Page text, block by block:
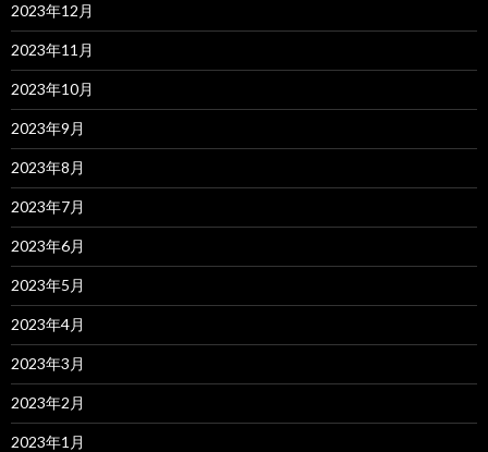
2023年12月
2023年11月
2023年10月
2023年9月
2023年8月
2023年7月
2023年6月
2023年5月
2023年4月
2023年3月
2023年2月
2023年1月